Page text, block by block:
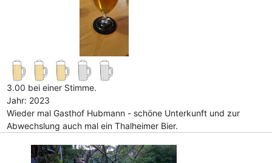
3.00 bei einer Stimme.
Jahr: 2023
Wieder mal Gasthof Hubmann - schöne Unterkunft und zur
Abwechslung auch mal ein Thalheimer Bier.